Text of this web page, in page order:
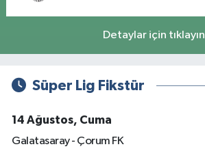
Detaylar için tıklayın
Süper Lig Fikstür
14 Ağustos, Cuma
Galatasaray - Çorum FK